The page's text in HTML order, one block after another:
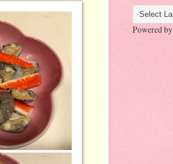
Powered by